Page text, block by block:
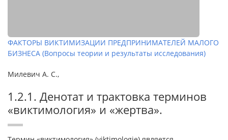
ФАКТОРЫ ВИКТИМИЗАЦИИ ПРЕДПРИНИМАТЕЛЕЙ МАЛОГО
БИЗНЕСА (Вопросы теории и результаты исследования)
Милевич А. С.,
1.2.1. Денотат и трактовка терминов
«виктимология» и «жертва».